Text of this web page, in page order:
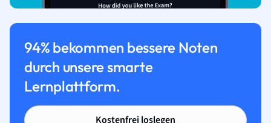
94% bekommen bessere Noten
durch unsere smarte
Lernplattform.
Kostenfrei loslegen